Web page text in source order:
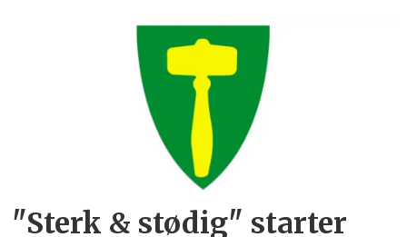
"Sterk & stødig" starter